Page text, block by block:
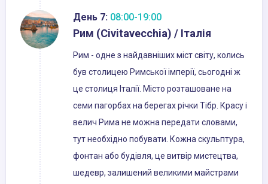
День 7: 08:00-19:00
Рим (Civitavecchia) / Італія
Рим - одне з найдавніших міст світу, колись
був столицею Римської імперії, сьогодні ж
це столиця Італії. Місто розташоване на
семи пагорбах на берегах річки Тібр. Красу і
велич Рима не можна передати словами,
тут необхідно побувати. Кожна скульптура,
фонтан або будівля, це витвір мистецтва,
шедевр, залишений великими майстрами